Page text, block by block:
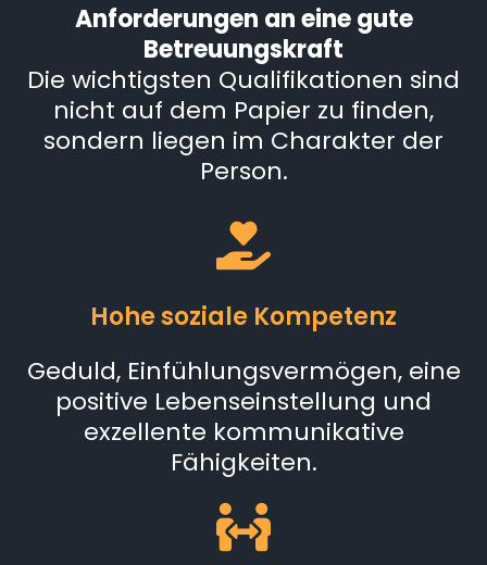
Anforderungen an eine gute
Betreuungskraft
Die wichtigsten Qualifikationen sind
nicht auf dem Papier zu finden,
sondern liegen im Charakter der
Person.
Hohe soziale Kompetenz
Geduld, Einfühlungsvermögen, eine
positive Lebenseinstellung und
exzellente kommunikative
Fähigkeiten.